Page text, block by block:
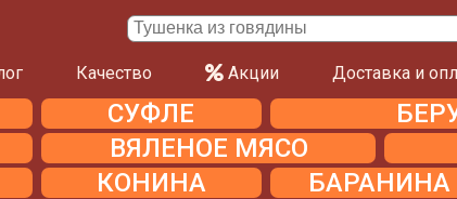
Качество Акции Доставка и
СУФЛЕ
ВЯЛЕНОЕ МЯСО
КОНИНА БАРАНИНА